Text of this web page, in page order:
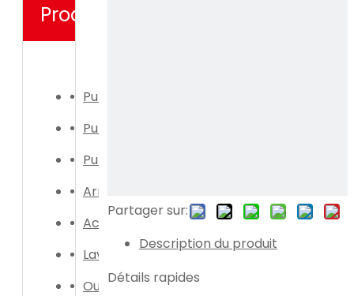
Produit
Pulvérisateur électrique
Pulvérisateur manuel
Pulvérisateur électrique
Arrosoir
Accessoires de pulvérisateur
Laveuse de voiture
Outil d'irrigation de jardin
Partager sur:
Description du produit
Détails rapides